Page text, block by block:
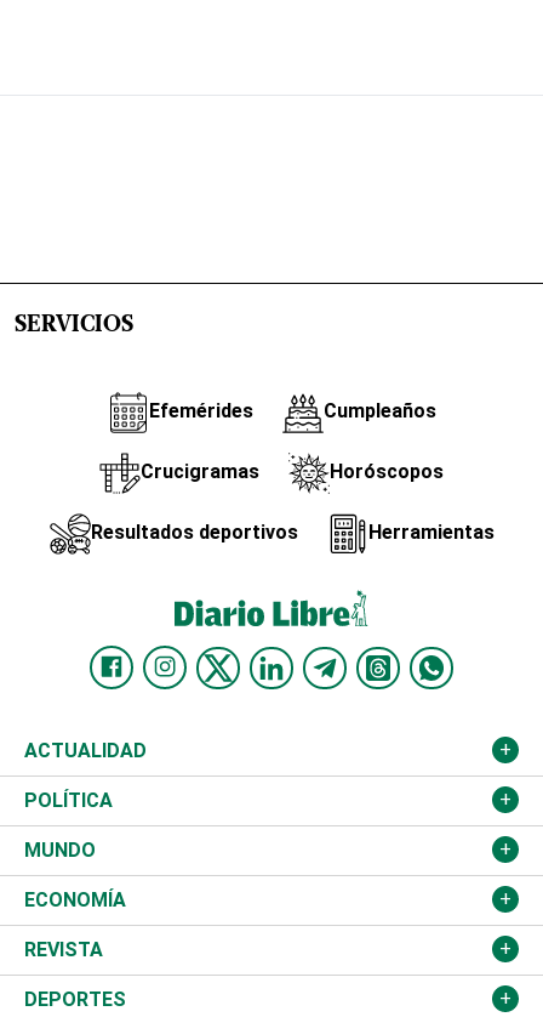
SERVICIOS
Efemérides Cumpleaños
Crucigramas Horóscopos
Resultados deportivos Herramientas
ACTUALIDAD
Nacional
Ciudad
Educación
Salud
Justicia
POLÍTICA
Partidos
JCE
TSE
Congreso Nacional
MUNDO
Estados Unidos
América Latina
Haití
ECONOMÍA
Finanzas
Turismo
REVISTA
Música
DEPORTES